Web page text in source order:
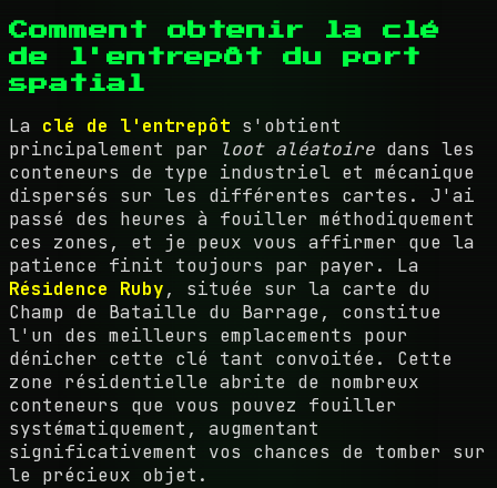
Comment obtenir la clé
de l'entrepôt du port
spatial
La clé de l'entrepôt s'obtient
principalement par
loot aléatoire dans les
conteneurs de type industriel et mécanique
dispersés sur les différentes cartes. J'ai
passé des heures à fouiller méthodiquement
ces zones, et je peux vous affirmer que la
patience finit toujours par payer. La
Résidence Ruby, située sur la carte du
Champ de Bataille du Barrage, constitue
l'un des meilleurs emplacements pour
dénicher cette clé tant convoitée. Cette
zone résidentielle abrite de nombreux
conteneurs que vous pouvez fouiller
systématiquement, augmentant
significativement vos chances de tomber sur
le précieux objet.